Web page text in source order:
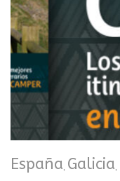
España, Galicia,